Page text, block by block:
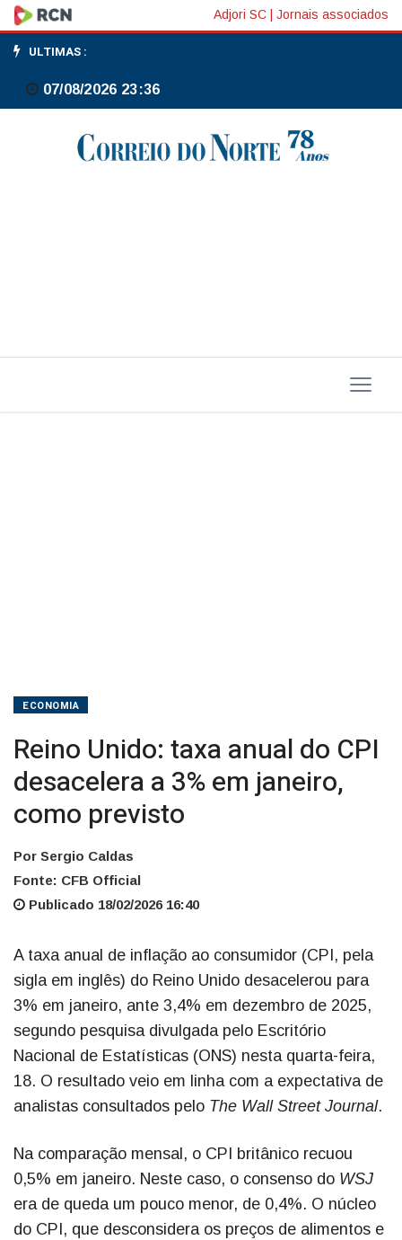
Reino
Unido:
taxa
anual
em
Adjori SC Jornais associados
ULTIMAS :
07/08/2026 23:36
ECONOMIA
Reino Unido: taxa anual do CPI
desacelera a 3% em janeiro,
como previsto
Por Sergio Caldas
Fonte: CFB Official
Publicado 18/02/2026 16:40
A taxa anual de inflação ao consumidor (CPI, pela
sigla em inglês) do Reino Unido desacelerou para
3% em janeiro, ante 3,4% em dezembro de 2025,
segundo pesquisa divulgada pelo Escritório
Nacional de Estatísticas (ONS) nesta quarta-feira,
18. O resultado veio em linha com a expectativa de
analistas consultados pelo The Wall Street Journal.
Na comparação mensal, o CPI britânico recuou
0,5% em janeiro. Neste caso, o consenso do WSJ
era de queda um pouco menor, de 0,4%. O núcleo
do CPI, que desconsidera os preços de alimentos e